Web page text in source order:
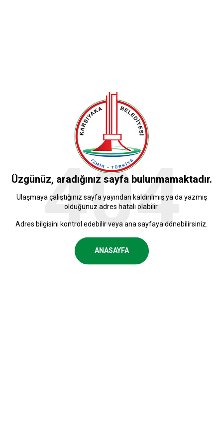
404
Üzgünüz, aradığınız sayfa bulunmamaktadır.
Ulaşmaya çalıştığınız sayfa yayından kaldırılmış ya da yazmış
olduğunuz adres hatalı olabilir.
Adres bilgisini kontrol edebilir veya ana sayfaya dönebilirsiniz.
ANASAYFA